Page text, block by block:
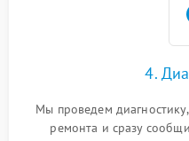
4.
Мы проведем
ремонта и сразу